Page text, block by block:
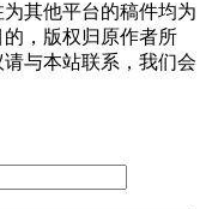
为其他平台的稿件均为
，版权归原作者所
与本站联系，我们会